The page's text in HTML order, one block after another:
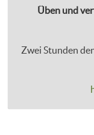
Üben und
Zwei Stunden